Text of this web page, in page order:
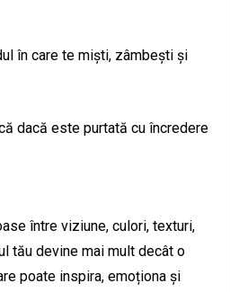
în care te miști, zâmbești și
dacă este purtată cu încredere
între viziune, culori, texturi,
tău devine mai mult decât o
poate inspira, emoționa și